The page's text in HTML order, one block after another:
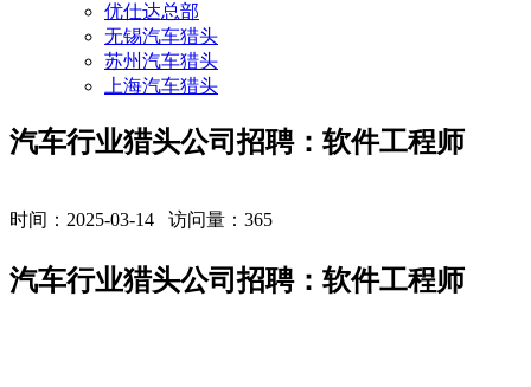
优仕达总部
无锡汽车猎头
苏州汽车猎头
上海汽车猎头
汽车行业猎头公司招聘：软件工程师
时间：2025-03-14 访问量： 365
汽车行业猎头公司招聘：软件工程师